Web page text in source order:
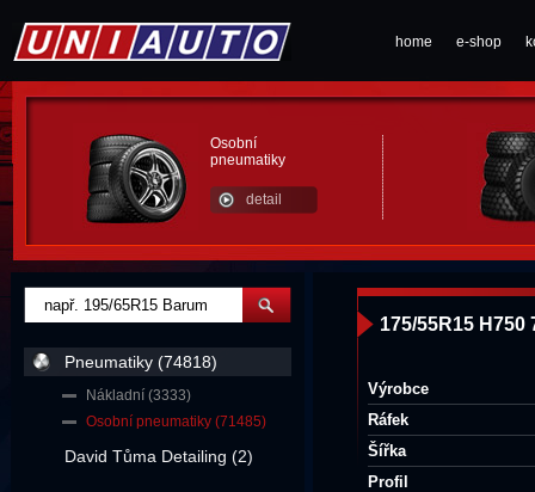
home e-shop
Osobní
pneumatiky
detail
175/55R15 H750
Výrobce
Ráfek
Šířka
Profil
Pneumatiky (74818)
Nákladní (3333)
Osobní pneumatiky (71485)
David Tůma Detailing (2)